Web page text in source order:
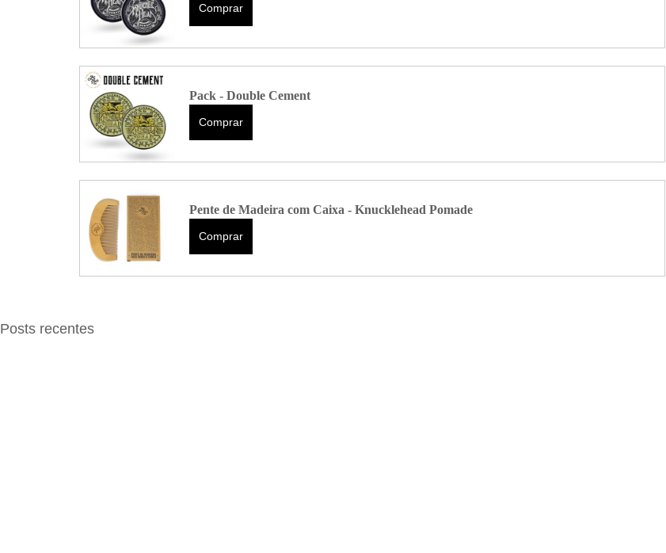
Comprar
Pack - Double Cement
Comprar
Pente de Madeira com Caixa - Knucklehead Pomade
Comprar
Posts recentes